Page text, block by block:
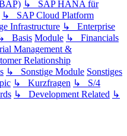
↳ SAP HANA für
↳ SAP Cloud Platform
Infrastructure ↳ Enterprise
Basis Module ↳ Financials
Management &
Relationship
↳ Sonstige Module Sonstiges
↳ Kurzfragen ↳ S/4
↳ Development Related ↳